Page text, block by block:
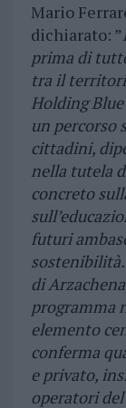
Mario
dichiarato: ”
prima di
tra il
Holding
un percorso
cittadini,
nella tutela
concreto
futuri
di
programma
elemento
conferma
e privato,
operatori